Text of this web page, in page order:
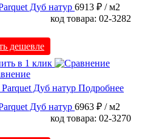
Дуб натур 6913 ₽ / м2
код товара: 02-3282
дешевле
в 1 клик
Подробнее
Дуб натур 6963 ₽ / м2
код товара: 02-3270